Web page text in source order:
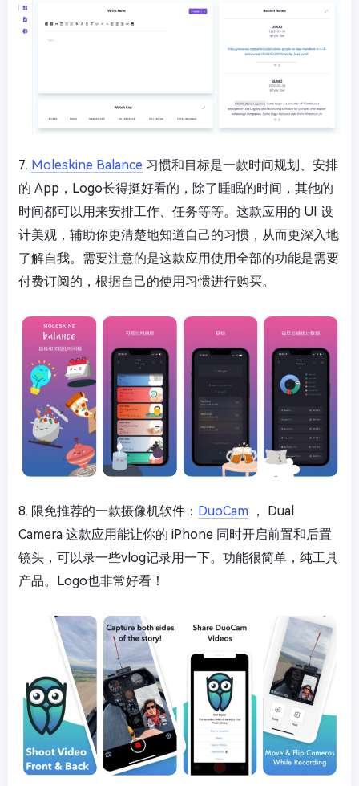
7. Moleskine Balance 习惯和目标是一款时间规划、安排
的 App，Logo长得挺好看的，除了睡眠的时间，其他的
时间都可以用来安排工作、任务等等。这款应用的 UI 设
计美观，辅助你更清楚地知道自己的习惯，从而更深入地
了解自我。需要注意的是这款应用使用全部的功能是需要
付费订阅的，根据自己的使用习惯进行购买。
8. 限免推荐的一款摄像机软件： DuoCam ， Dual
Camera 这款应用能让你的 iPhone 同时开启前置和后置
镜头，可以录一些vlog记录用一下。功能很简单，纯工具
产品。Logo也非常好看！